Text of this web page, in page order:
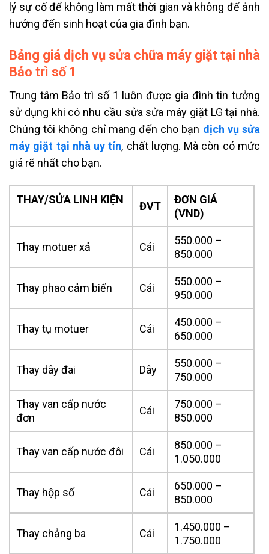
lý sự cố để không làm mất thời gian và không để ảnh
hưởng đến sinh hoạt của gia đình bạn.
Bảng giá dịch vụ sửa chữa máy giặt tại nhà
Bảo trì số 1
Trung tâm Bảo trì số 1 luôn được gia đình tin tưởng
sử dụng khi có nhu cầu sửa sửa máy giặt LG tại nhà.
Chúng tôi không chỉ mang đến cho bạn dịch vụ sửa
máy giặt tại nhà uy tín, chất lượng. Mà còn có mức
giá rẽ nhất cho bạn.
THAY/SỬA LINH KIỆN
ĐVT
ĐƠN GIÁ
(VND)
Thay motuer xả Cái
550.000 –
850.000
Thay phao cảm biến Cái
550.000 –
950.000
Thay tụ motuer Cái
450.000 –
650.000
Thay dây đai Dây
550.000 –
750.000
Thay van cấp nước
đơn
Cái
750.000 –
850.000
Thay van cấp nước đôi Cái
850.000 –
1.050.000
Thay hộp số Cái
650.000 –
850.000
Thay chảng ba Cái
1.450.000 –
1.750.000